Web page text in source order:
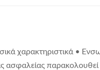
χαρακτηριστικά •
ασφαλείας